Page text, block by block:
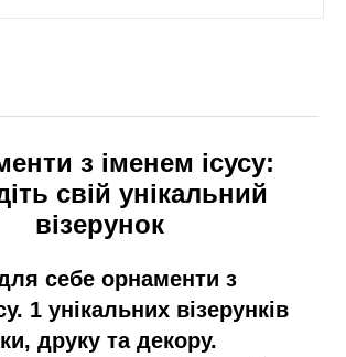
з іменем ісусу:
свій унікальний
візерунок
себе орнаменти з
1 унікальних візерунків
друку та декору.